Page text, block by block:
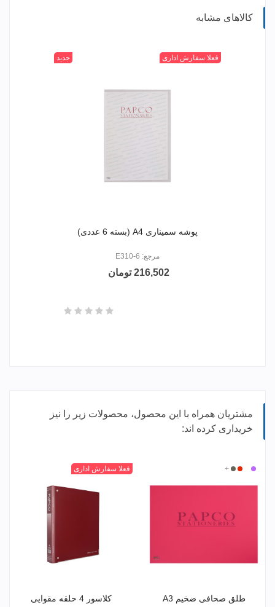
کالاهای مشابه
بی
رنگ
جدید فعلا سفارش اداری
پوشه سمیناری A4 (بسته 6 عددی)
مرجع: E310-6
216,502 تومان
مشتریان همراه با این محصول، محصولات زیر را نیز
خریداری کرده اند:
بنفش
بیقرمز
دودی
+
طلق صحافی ضخیم A3
مشکی
قرمز
زردسبز
+
فعلا سفارش اداری
کلاسور 4 حلقه مقوایی